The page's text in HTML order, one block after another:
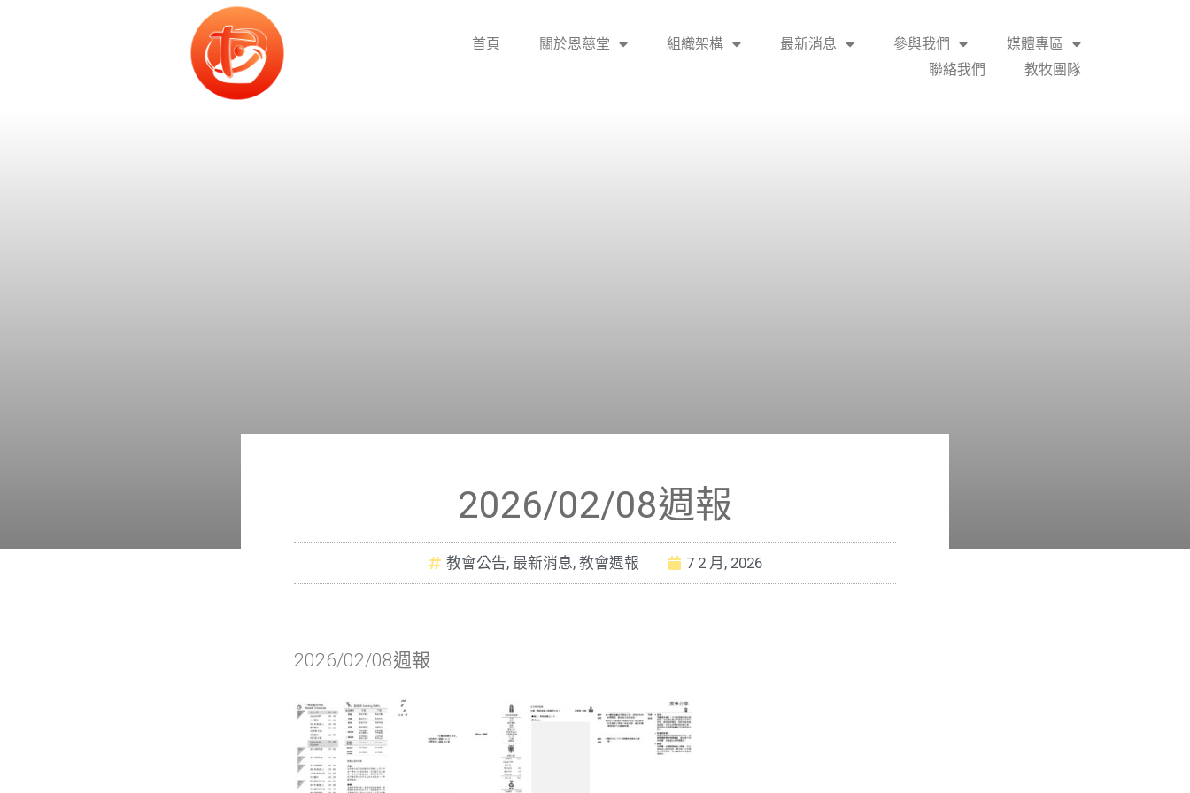
首頁 關於恩慈堂 組織架構 最新消息 參與我們
媒體專區
聯絡我們
教牧團隊
2026/02/08週報
教會公告, 最新消息, 教會週報 7 2 月, 2026
2026/02/08週報